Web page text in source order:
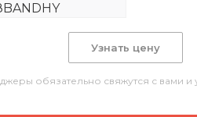
Узнать цену
обязательно свяжутся с вами и